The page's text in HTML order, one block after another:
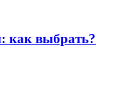
как выбрать?